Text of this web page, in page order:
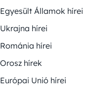
Egyesült Államok hírei
Ukrajna hírei
Románia hírei
Orosz hírek
Európai Unió hírei